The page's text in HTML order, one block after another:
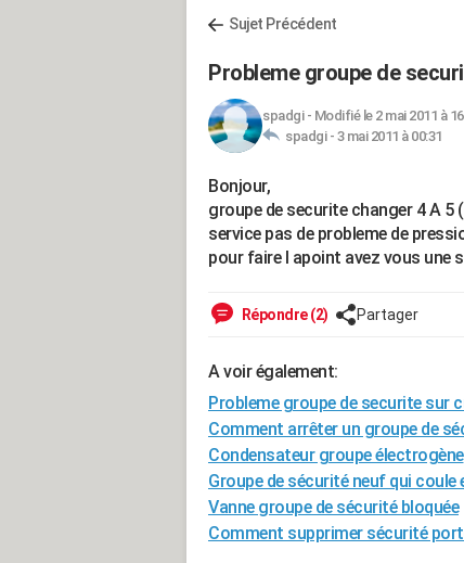
Sujet Précédent
Probleme groupe de
spadgi- Modifié le 2 mai 2011 à
spadgi - 3 mai 2011 à 00:31
Bonjour,
groupe de securite changer 4 A 5
service pas de probleme de
pour faire l apoint avez vous une
Répondre (2) Partager
A voir également:
Probleme groupe de securite sur
Comment arrêter un groupe de
Condensateur groupe électrogène
Groupe de sécurité neuf qui coule
Vanne groupe de sécurité bloquée
Comment supprimer sécurité